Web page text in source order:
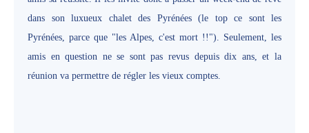
dans son luxueux chalet des Pyrénées (le top ce sont les
Pyrénées, parce que "les Alpes, c'est mort !!"). Seulement, les
amis en question ne se sont pas revus depuis dix ans, et la
réunion va permettre de régler les vieux comptes.